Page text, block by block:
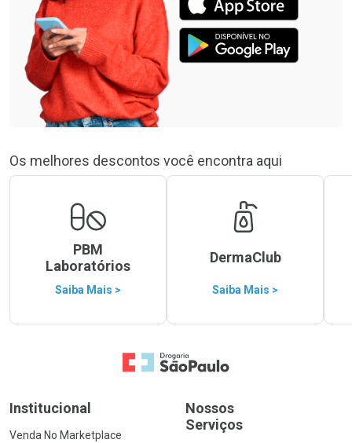
Os melhores descontos você encontra aqui
PBM
Laboratórios
Saiba Mais >
DermaClub
Saiba Mais >
Ir para a Home
Institucional
Venda No Marketplace
Nossos
Serviços